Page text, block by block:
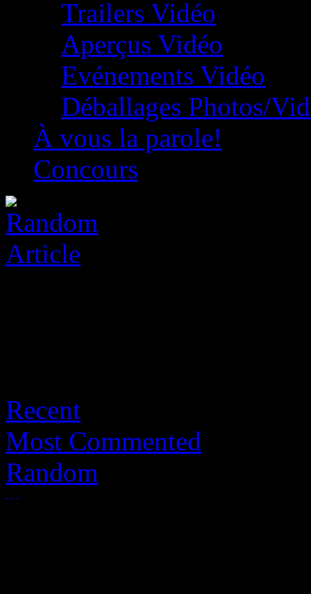
Trailers Vidéo
Aperçus Vidéo
Evénements Vidéo
Déballages Photos/
À vous la parole!
Concours
Recent
Most Commented
Random